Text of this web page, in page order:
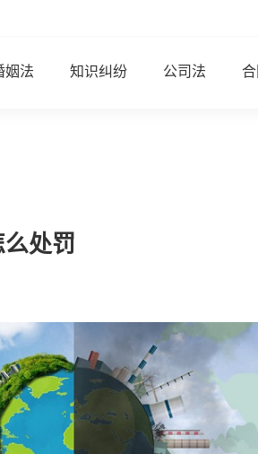
姻法 知识纠纷 公司法
处罚